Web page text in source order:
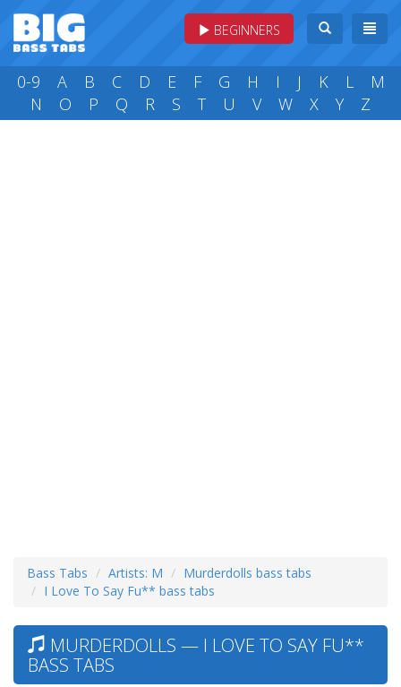
BEGINNERS
0-9 A B C D E F G H I J K L
M
N
O P Q R S T U V W X Y Z
Bass Tabs Artists: M
Murderdolls bass tabs
I Love To Say Fu** bass tabs
MURDERDOLLS — I LOVE TO SAY FU**
BASS TABS